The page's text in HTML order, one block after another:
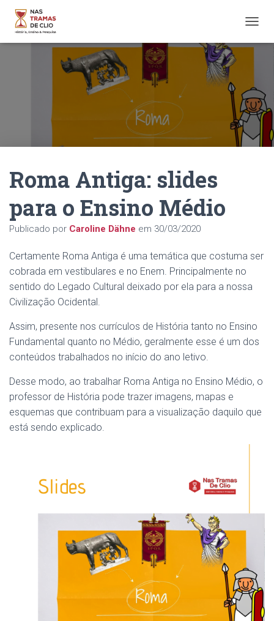
L
N
A
R
A
V
Roma Antiga: slides
para o Ensino Médio
Publicado por Caroline Dähne em 30/03/2020
Certamente Roma Antiga é uma temática que costuma ser
cobrada em vestibulares e no Enem. Principalmente no
sentido do Legado Cultural deixado por ela para a nossa
Civilização Ocidental.
Assim, presente nos currículos de História tanto no Ensino
Fundamental quanto no Médio, geralmente esse é um dos
conteúdos trabalhados no início do ano letivo.
Desse modo, ao trabalhar Roma Antiga no Ensino Médio, o
professor de História pode trazer imagens, mapas e
esquemas que contribuam para a visualização daquilo que
está sendo explicado.